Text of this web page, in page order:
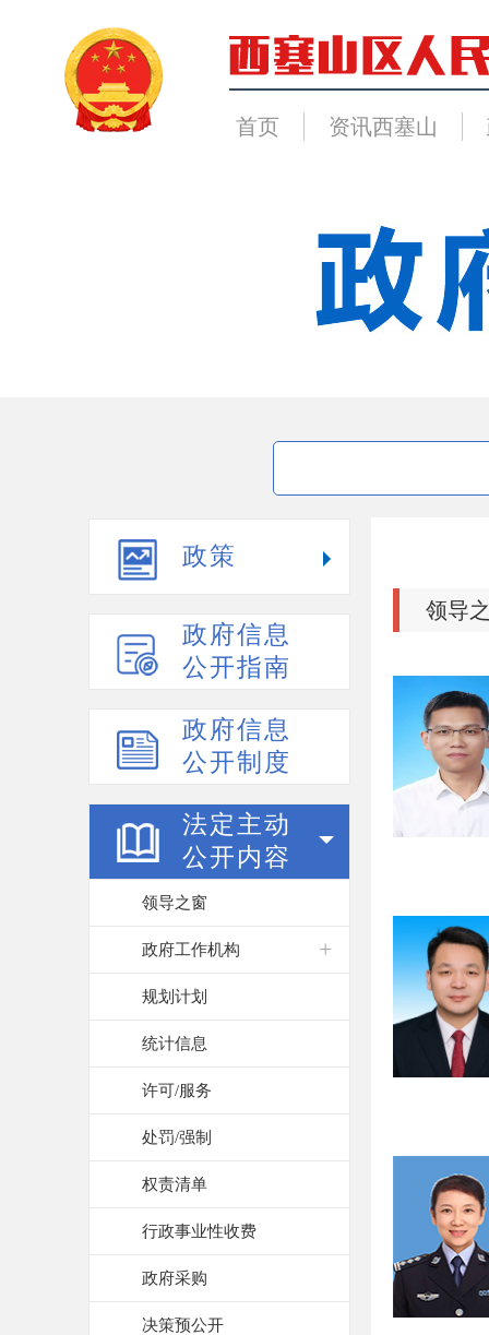
首页 资讯西塞山
政策
政府信息
公开指南
政府信息
公开制度
法定主动
公开内容
领导之窗
政府工作机构
规划计划
统计信息
许可/服务
处罚/强制
权责清单
行政事业性收费
政府采购
决策预公开
领导